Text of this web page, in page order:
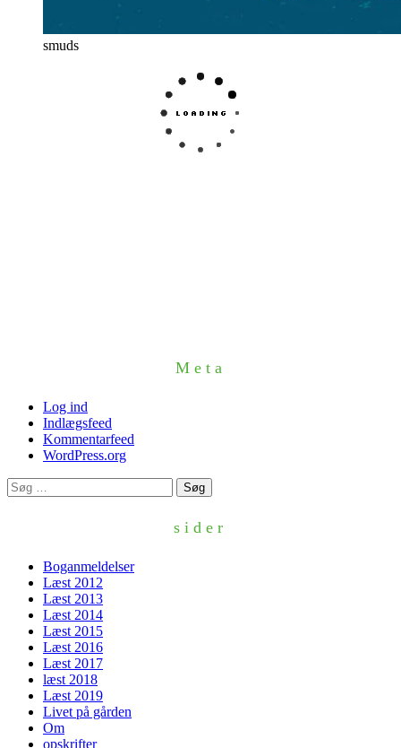
smuds
Meta
Log ind
Indlægsfeed
Kommentarfeed
WordPress.org
Søg
efter:
sider
Boganmeldelser
Læst 2012
Læst 2013
Læst 2014
Læst 2015
Læst 2016
Læst 2017
læst 2018
Læst 2019
Livet på gården
Om
opskrifter